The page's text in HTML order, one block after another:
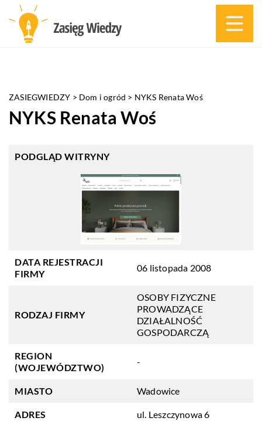
ZASIEGWIEDZY > Dom i ogród > NYKS Renata Woś
NYKS Renata Woś
PODGLĄD WITRYNY
DATA REJESTRACJI
FIRMY
06 listopada 2008
RODZAJ FIRMY
OSOBY FIZYCZNE
PROWADZĄCE
DZIAŁALNOŚĆ
GOSPODARCZĄ
REGION
(WOJEWÓDZTWO)
-
MIASTO Wadowice
ADRES ul. Leszczynowa 6